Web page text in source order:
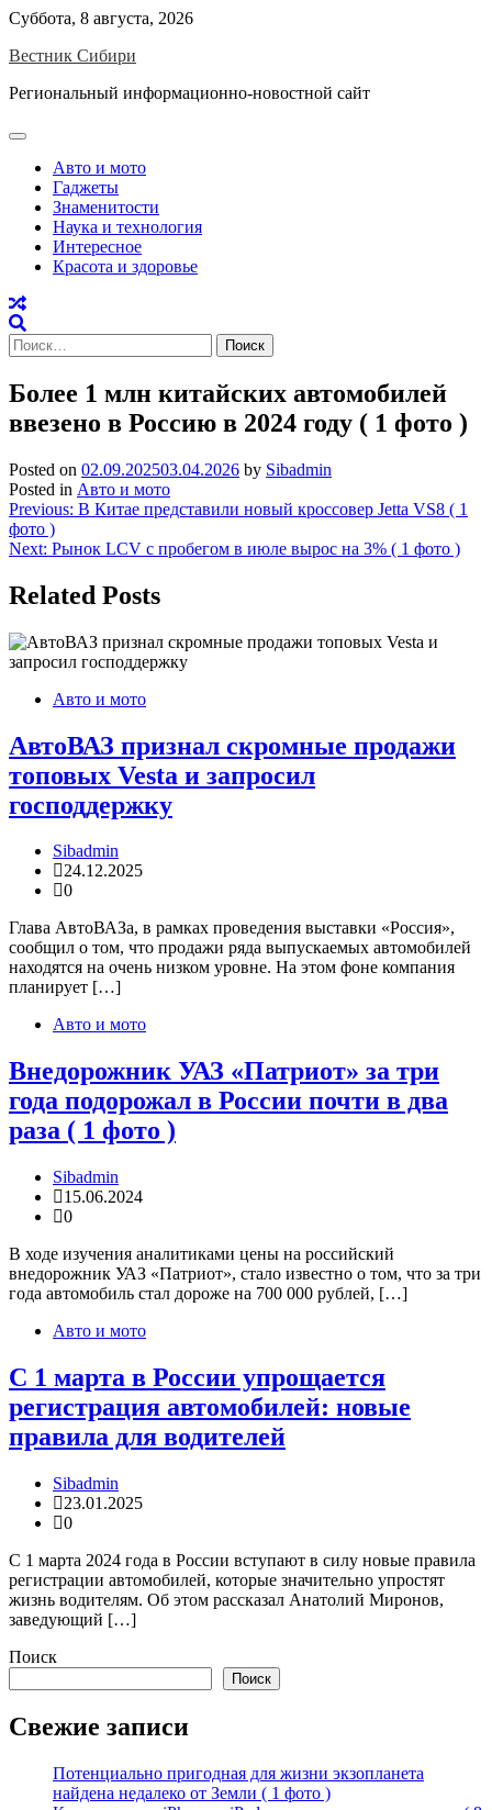
Skip
content
Суббота, 8 августа, 2026
Вестник Сибири
Региональный информационно-новостной сайт
Авто и мото
Гаджеты
Знаменитости
Наука и технология
Интересное
Красота и здоровье
Найти:
Более 1 млн китайских автомобилей
ввезено в Россию в 2024 году ( 1 фото )
Posted on 02.09.202503.04.2026 by Sibadmin
Posted in Авто и мото
Навигация
по
Previous: В Китае представили новый кроссовер Jetta VS8 ( 1
фото )
Next: Рынок LCV с пробегом в июле вырос на 3% ( 1 фото )
Related Posts
Авто и мото
АвтоВАЗ признал скромные продажи
топовых Vesta и запросил
господдержку
Sibadmin
24.12.2025
0
Глава АвтоВАЗа, в рамках проведения выставки «Россия»,
сообщил о том, что продажи ряда выпускаемых автомобилей
находятся на очень низком уровне. На этом фоне компания
планирует […]
Авто и мото
Внедорожник УАЗ «Патриот» за три
года подорожал в России почти в два
раза ( 1 фото )
Sibadmin
15.06.2024
0
В ходе изучения аналитиками цены на российский
внедорожник УАЗ «Патриот», стало известно о том, что за три
года автомобиль стал дороже на 700 000 рублей, […]
Авто и мото
С 1 марта в России упрощается
регистрация автомобилей: новые
правила для водителей
Sibadmin
23.01.2025
0
С 1 марта 2024 года в России вступают в силу новые правила
регистрации автомобилей, которые значительно упростят
жизнь водителям. Об этом рассказал Анатолий Миронов,
заведующий […]
Поиск
Поиск
Свежие записи
Потенциально пригодная для жизни экзопланета
найдена недалеко от Земли ( 1 фото )